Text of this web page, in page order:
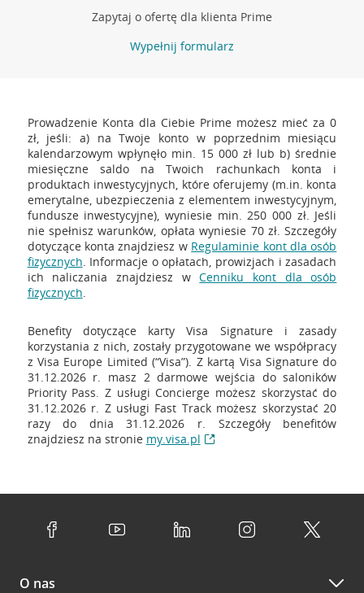
Zapytaj o ofertę dla klienta Prime
Wypełnij formularz
Prowadzenie Konta dla Ciebie Prime możesz mieć za 0
zł, jeśli: a) na Twoje konto w poprzednim miesiącu
kalendarzowym wpłynęło min. 15 000 zł lub b) średnie
miesięczne saldo na Twoich rachunkach konta i
produktach inwestycyjnych, które oferujemy (m.in. konta
emerytalne, ubezpieczenia z elementem inwestycyjnym,
fundusze inwestycyjne), wyniesie min. 250 000 zł. Jeśli
nie spełnisz warunków, opłata wyniesie 70 zł. Szczegóły
dotyczące konta znajdziesz w Regulaminie kont dla osób
fizycznych. Informacje o opłatach, prowizjach i zasadach
ich naliczania znajdziesz wCenniku kont dla osób
fizycznych.
Benefity dotyczące karty Visa Signature i zasady
korzystania z nich, zostały przygotowane we współpracy
z Visa Europe Limited (“Visa”). Z kartą Visa Signature do
31.12.2026 r. masz 2 darmowe wejścia do saloników
Priority Pass. Z usługi Concierge możesz skorzystać do
31.12.2026 r. Z usługi Fast Track możesz skorzystać 20
razy do dnia 31.12.2026 r. Szczegóły benefitów
znajdziesz na stronie my.visa.pl
O nas